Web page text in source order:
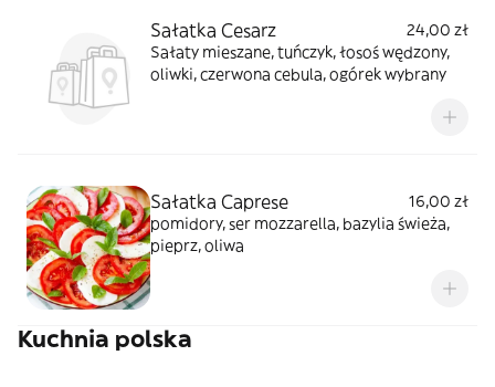
Sałatka Cesarz
24,00 zł
Sałaty mieszane, tuńczyk, łosoś wędzony,
oliwki, czerwona cebula, ogórek wybrany
Sałatka Caprese
16,00 zł
pomidory, ser mozzarella, bazylia świeża,
pieprz, oliwa
Kuchnia polska